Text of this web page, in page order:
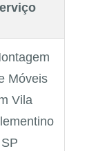
Móveis
Vila